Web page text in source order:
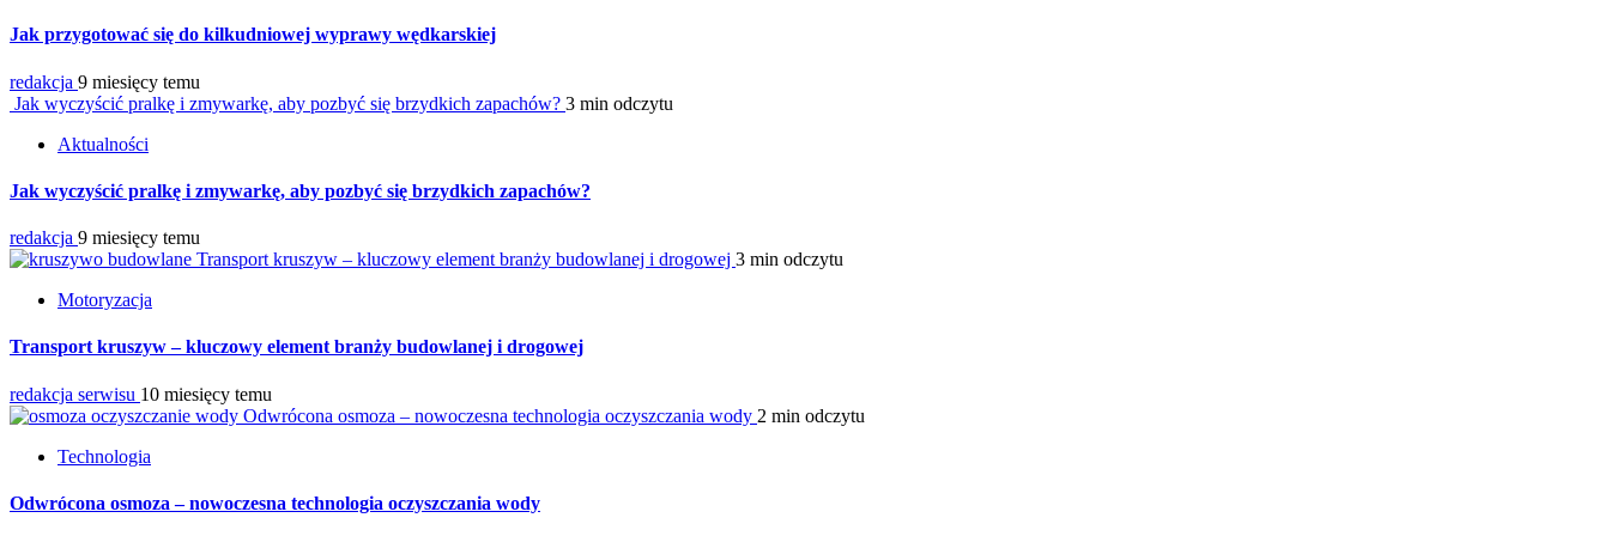
Jak przygotować się do kilkudniowej wyprawy wędkarskiej
redakcja 9 miesięcy temu
Jak wyczyścić pralkę i zmywarkę, aby pozbyć się brzydkich zapachów? 3 min odczytu
Aktualności
Jak wyczyścić pralkę i zmywarkę, aby pozbyć się brzydkich zapachów?
redakcja 9 miesięcy temu
Transport kruszyw – kluczowy element branży budowlanej i drogowej 3 min odczytu
Motoryzacja
Transport kruszyw – kluczowy element branży budowlanej i drogowej
redakcja serwisu 10 miesięcy temu
Odwrócona osmoza – nowoczesna technologia oczyszczania wody 2 min odczytu
Technologia
Odwrócona osmoza – nowoczesna technologia oczyszczania wody